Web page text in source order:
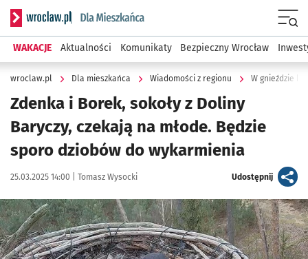
Serwis informacyjny wroclaw.pl podserwis: Dla mieszkańca
WAKACJE Aktualności Komunikaty Bezpieczny Wrocław
wroclaw.pl Dla mieszkańca Wiadomości z regionu W gnieździe
Zdenka i Borek, sokoły z Doliny
Baryczy, czekają na młode. Będzie
sporo dziobów do wykarmienia
Data publikacji:
25.03.2025 14:00 | Autor:
Tomasz Wysocki Udostępnijartykuł
Kliknij, aby powiększyć